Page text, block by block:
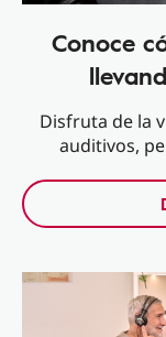
Conoce
Disfruta de la
auditivos,